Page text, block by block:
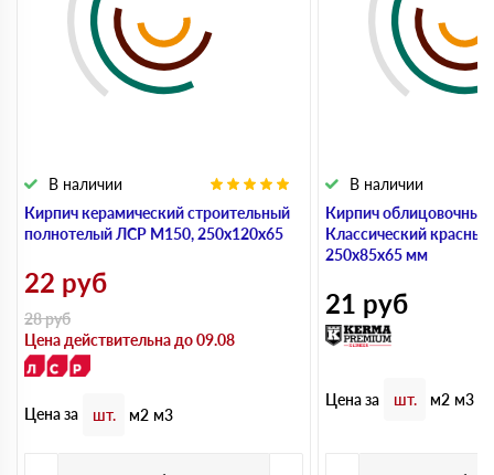
Кирпич керамический строительный
полнотелый ЛСР М150, 250х120х65
В наличии
22 руб
28руб
Цена действительна до 09.08
Цена за шт. м2 м3
Кирпич облицовочный
Классический красный
250х85х65 мм
В наличии
21 руб
Цена за шт. м2 м3